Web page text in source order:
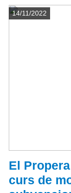
El
curs de
Detalls
14/11/2022